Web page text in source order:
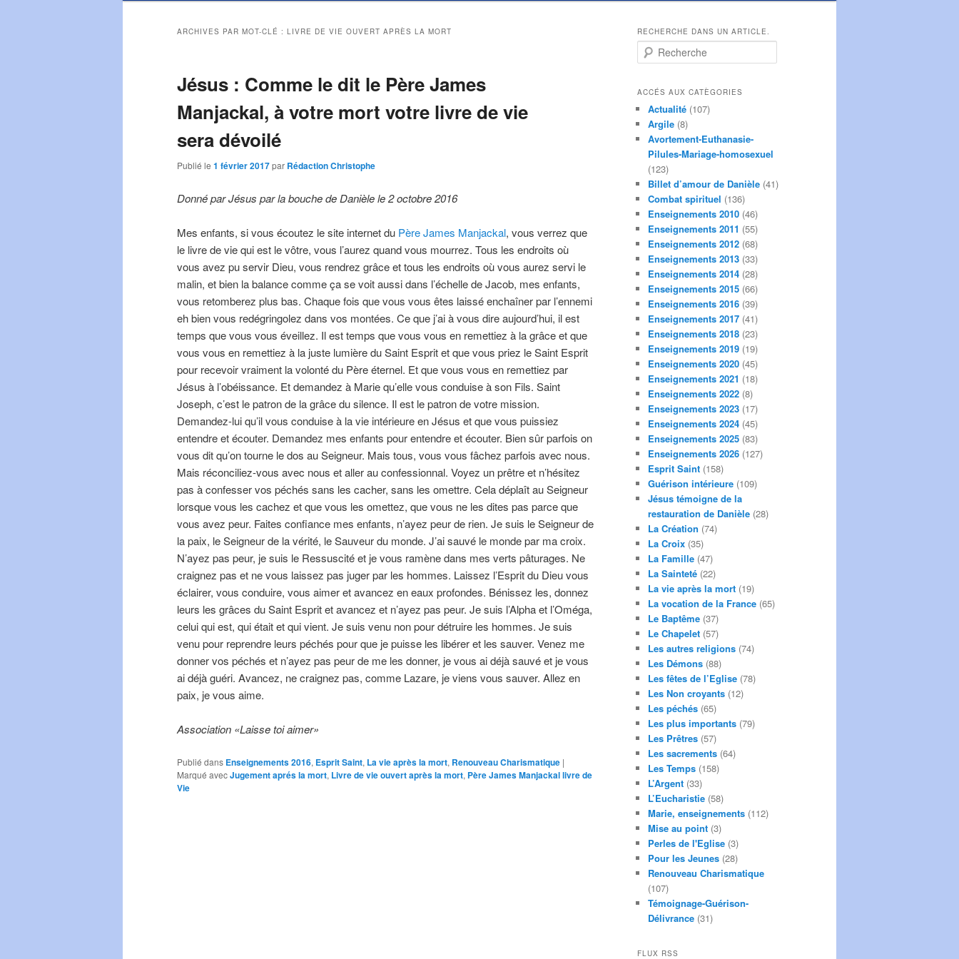
ARCHIVES PAR MOT-CLÉ : LIVRE DE VIE OUVERT APRÈS LA MORT
Jésus : Comme le dit le Père James
Manjackal, à votre mort votre livre de vie
sera dévoilé
Publié le 1 février 2017par Rédaction Christophe
Donné par Jésus par la bouche de Danièle le 2 octobre 2016
Mes enfants, si vous écoutez le site internet du Père James Manjackal, vous verrez que
le livre de vie qui est le vôtre, vous l’aurez quand vous mourrez. Tous les endroits où
vous avez pu servir Dieu, vous rendrez grâce et tous les endroits où vous aurez servi le
malin, et bien la balance comme ça se voit aussi dans l’échelle de Jacob, mes enfants,
vous retomberez plus bas. Chaque fois que vous vous êtes laissé enchaîner par l’ennemi
eh bien vous redégringolez dans vos montées. Ce que j’ai à vous dire aujourd’hui, il est
temps que vous vous éveillez. Il est temps que vous vous en remettiez à la grâce et que
vous vous en remettiez à la juste lumière du Saint Esprit et que vous priez le Saint Esprit
pour recevoir vraiment la volonté du Père éternel. Et que vous vous en remettiez par
Jésus à l’obéissance. Et demandez à Marie qu’elle vous conduise à son Fils. Saint
Joseph, c’est le patron de la grâce du silence. Il est le patron de votre mission.
Demandez-lui qu’il vous conduise à la vie intérieure en Jésus et que vous puissiez
entendre et écouter. Demandez mes enfants pour entendre et écouter. Bien sûr parfois on
vous dit qu’on tourne le dos au Seigneur. Mais tous, vous vous fâchez parfois avec nous.
Mais réconciliez-vous avec nous et aller au confessionnal. Voyez un prêtre et n’hésitez
pas à confesser vos péchés sans les cacher, sans les omettre. Cela déplaît au Seigneur
lorsque vous les cachez et que vous les omettez, que vous ne les dites pas parce que
vous avez peur. Faites confiance mes enfants, n’ayez peur de rien. Je suis le Seigneur de
la paix, le Seigneur de la vérité, le Sauveur du monde. J’ai sauvé le monde par ma croix.
N’ayez pas peur, je suis le Ressuscité et je vous ramène dans mes verts pâturages. Ne
craignez pas et ne vous laissez pas juger par les hommes. Laissez l’Esprit du Dieu vous
éclairer, vous conduire, vous aimer et avancez en eaux profondes. Bénissez les, donnez
leurs les grâces du Saint Esprit et avancez et n’ayez pas peur. Je suis l’Alpha et l’Oméga,
celui qui est, qui était et qui vient. Je suis venu non pour détruire les hommes. Je suis
venu pour reprendre leurs péchés pour que je puisse les libérer et les sauver. Venez me
donner vos péchés et n’ayez pas peur de me les donner, je vous ai déjà sauvé et je vous
ai déjà guéri. Avancez, ne craignez pas, comme Lazare, je viens vous sauver. Allez en
paix, je vous aime.
Association «Laisse toi aimer»
Publié dans Enseignements 2016, Esprit Saint, La vie après la mort, Renouveau Charismatique |
Marqué avecJugement aprés la mort, Livre de vie ouvert après la mort, Père James Manjackal livre de
Vie
RECHERCHE DANS UN ARTICLE.
e
h
c
h
ACCÉS AUX CATÈGORIES
Actualité (107)
Argile (8)
Avortement-Euthanasie-
Pilules-Mariage-homosexuel
(123)
Billet d’amour de Danièle (41)
Combat spirituel (136)
Enseignements 2010 (46)
Enseignements 2011 (55)
Enseignements 2012 (68)
Enseignements 2013 (33)
Enseignements 2014 (28)
Enseignements 2015 (66)
Enseignements 2016 (39)
Enseignements 2017 (41)
Enseignements 2018 (23)
Enseignements 2019 (19)
Enseignements 2020 (45)
Enseignements 2021 (18)
Enseignements 2022 (8)
Enseignements 2023 (17)
Enseignements 2024 (45)
Enseignements 2025 (83)
Enseignements 2026 (127)
Esprit Saint (158)
Guérison intérieure (109)
Jésus témoigne de la
restauration de Danièle (28)
La Création (74)
La Croix (35)
La Famille (47)
La Sainteté (22)
La vie après la mort (19)
La vocation de la France (65)
Le Baptême (37)
Le Chapelet (57)
Les autres religions (74)
Les Démons (88)
Les fêtes de l’Eglise (78)
Les Non croyants (12)
Les péchés (65)
Les plus importants (79)
Les Prêtres (57)
Les sacrements (64)
Les Temps (158)
L’Argent (33)
L’Eucharistie (58)
Marie, enseignements (112)
Mise au point (3)
Perles de l'Eglise (3)
Pour les Jeunes (28)
Renouveau Charismatique
(107)
Témoignage-Guérison-
Délivrance (31)
FLUX RSS